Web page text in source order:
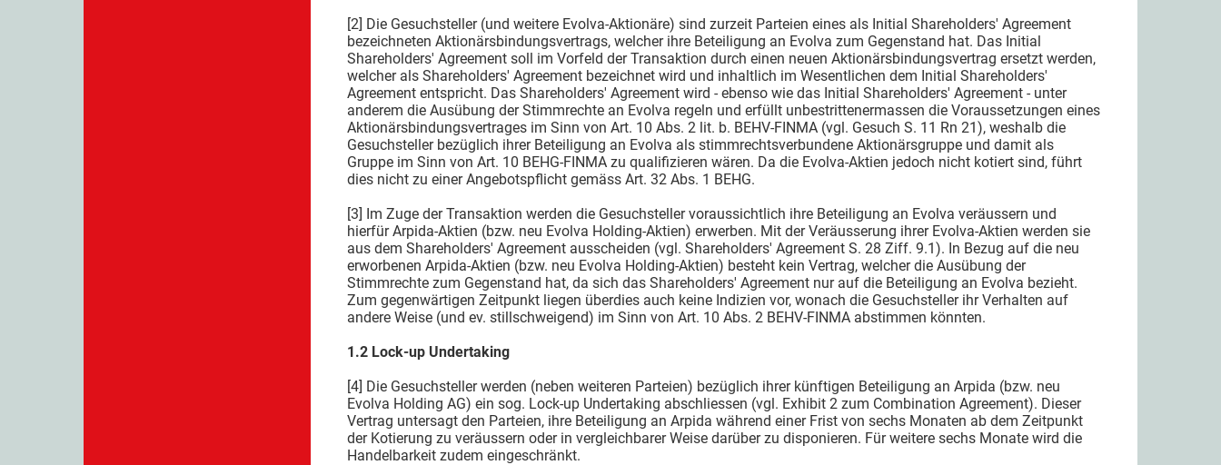
[2] Die Gesuchsteller (und weitere Evolva-Aktionäre) sind zurzeit Parteien eines als Initial Shareholders' Agreement
bezeichneten Aktionärsbindungsvertrags, welcher ihre Beteiligung an Evolva zum Gegenstand hat. Das Initial
Shareholders' Agreement soll im Vorfeld der Transaktion durch einen neuen Aktionärsbindungsvertrag ersetzt werden,
welcher als Shareholders' Agreement bezeichnet wird und inhaltlich im Wesentlichen dem Initial Shareholders'
Agreement entspricht. Das Shareholders' Agreement wird - ebenso wie das Initial Shareholders' Agreement - unter
anderem die Ausübung der Stimmrechte an Evolva regeln und erfüllt unbestrittenermassen die Voraussetzungen eines
Aktionärsbindungsvertrages im Sinn von Art. 10 Abs. 2 lit. b. BEHV-FINMA (vgl. Gesuch S. 11 Rn 21), weshalb die
Gesuchsteller bezüglich ihrer Beteiligung an Evolva als stimmrechtsverbundene Aktionärsgruppe und damit als
Gruppe im Sinn von Art. 10 BEHG-FINMA zu qualifizieren wären. Da die Evolva-Aktien jedoch nicht kotiert sind, führt
dies nicht zu einer Angebotspflicht gemäss Art. 32 Abs. 1 BEHG.
[3] Im Zuge der Transaktion werden die Gesuchsteller voraussichtlich ihre Beteiligung an Evolva veräussern und
hierfür Arpida-Aktien (bzw. neu Evolva Holding-Aktien) erwerben. Mit der Veräusserung ihrer Evolva-Aktien werden sie
aus dem Shareholders' Agreement ausscheiden (vgl. Shareholders' Agreement S. 28 Ziff. 9.1). In Bezug auf die neu
erworbenen Arpida-Aktien (bzw. neu Evolva Holding-Aktien) besteht kein Vertrag, welcher die Ausübung der
Stimmrechte zum Gegenstand hat, da sich das Shareholders' Agreement nur auf die Beteiligung an Evolva bezieht.
Zum gegenwärtigen Zeitpunkt liegen überdies auch keine Indizien vor, wonach die Gesuchsteller ihr Verhalten auf
andere Weise (und ev. stillschweigend) im Sinn von Art. 10 Abs. 2 BEHV-FINMA abstimmen könnten.
1.2 Lock-up Undertaking
[4] Die Gesuchsteller werden (neben weiteren Parteien) bezüglich ihrer künftigen Beteiligung an Arpida (bzw. neu
Evolva Holding AG) ein sog. Lock-up Undertaking abschliessen (vgl. Exhibit 2 zum Combination Agreement). Dieser
Vertrag untersagt den Parteien, ihre Beteiligung an Arpida während einer Frist von sechs Monaten ab dem Zeitpunkt
der Kotierung zu veräussern oder in vergleichbarer Weise darüber zu disponieren. Für weitere sechs Monate wird die
Handelbarkeit zudem eingeschränkt.